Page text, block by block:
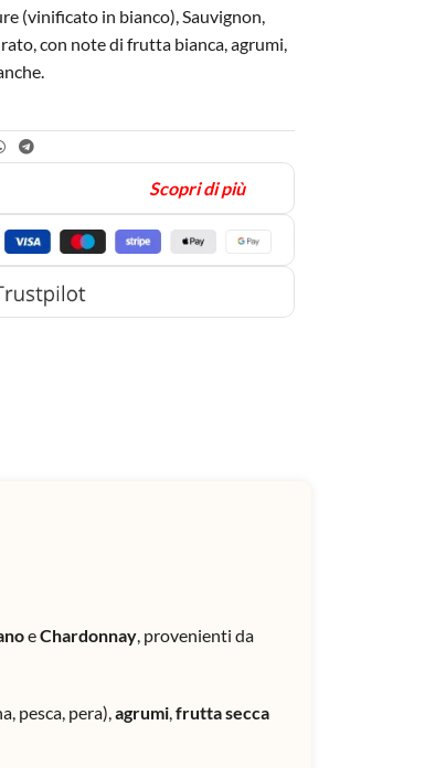
(vinificato in bianco), Sauvignon,
con note di frutta bianca, agrumi,
Scopri di più
eChardonnay , provenienti da
pesca, pera), agrumi frutta secca